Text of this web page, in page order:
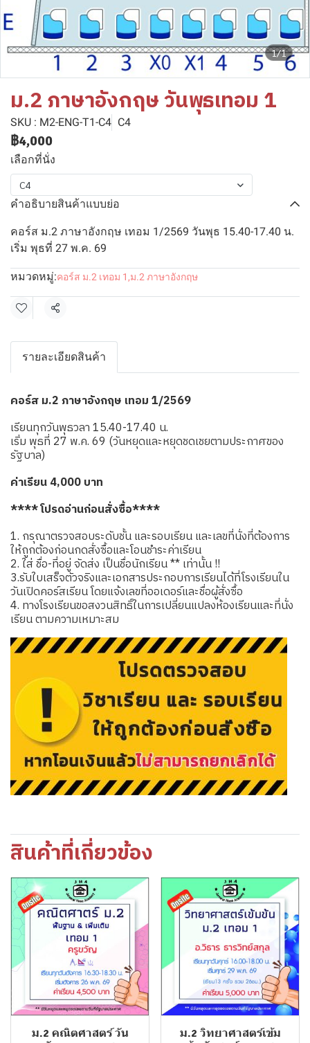
1/1
ม.2 ภาษาอังกฤษ วันพุธเทอม 1
SKU : M2-ENG-T1-C4 C4
฿4,000
เลือกที่นั่ง
C4
คำอธิบายสินค้าแบบย่อ
คอร์ส ม.2 ภาษาอังกฤษ เทอม 1/2569 วันพุธ 15.40-17.40 น.
เริ่ม พุธที่ 27 พ.ค. 69
หมวดหมู่:คอร์ส ม.2 เทอม 1 ,ม.2 ภาษาอังกฤษ
แชร์
รายละเอียดสินค้า
คอร์ส ม.2 ภาษาอังกฤษ เทอม 1/2569
เรียนทุกวันพุธวลา 15.40-17.40 น.
เริ่ม พุธที่ 27 พ.ค. 69 (วันหยุดและหยุดชดเชยตามประกาศของ
รัฐบาล)
ค่าเรียน 4,000 บาท
**** โปรดอ่านก่อนสั่งซื้อ****
1. กรุณาตรวจสอบระดับชั้น และรอบเรียน และเลขที่นั่งที่ต้องการ
ให้ถูกต้องก่อนกดสั่งซื้อและโอนชำระค่าเรียน
2. ใส่ ชื่อ-ที่อยู่ จัดส่ง เป็นชื่อนักเรียน ** เท่านั้น !!
3.รับใบเสร็จตัวจริงและเอกสารประกอบการเรียนได้ที่โรงเรียนใน
วันเปิดคอร์สเรียน โดยแจ้งเลขที่ออเดอร์และชื่อผู้สั่งซื้อ
4. ทางโรงเรียนขอสงวนสิทธิ์ในการเปลี่ยนแปลงห้องเรียนและที่นั่ง
เรียน ตามความเหมาะสม
สินค้าที่เกี่ยวข้อง
ม.2 คณิตศาสตร์ วัน
ม.2 วิทยาศาสตร์เข้ม